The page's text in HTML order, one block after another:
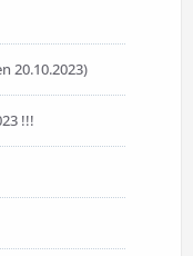
20.10.2023)
!!!